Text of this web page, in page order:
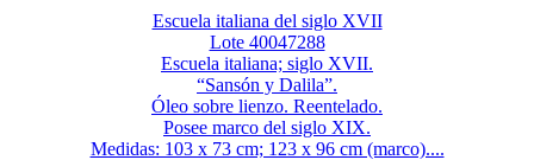
Escuela italiana del siglo XVII
Lote 40047288
Escuela italiana; siglo XVII.
“Sansón y Dalila”.
Óleo sobre lienzo. Reentelado.
Posee marco del siglo XIX.
Medidas: 103 x 73 cm; 123 x 96 cm (marco)....